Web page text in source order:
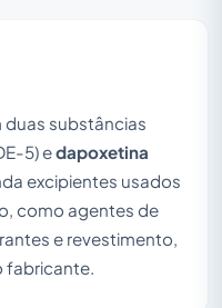
duas substâncias
5) edapoxetina
excipientes usados
como agentes de
e revestimento,
fabricante.